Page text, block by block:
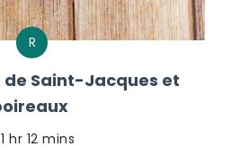
R
de Saint-Jacques et
1 hr 12 mins